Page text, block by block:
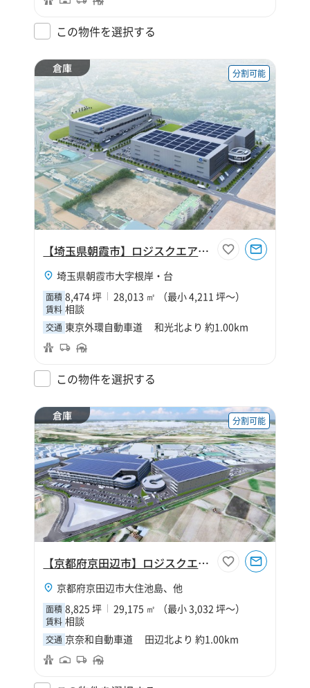
この物件を選択する
倉庫 分割可能
【埼玉県朝霞市】ロジスクエア朝霞B
埼玉県朝霞市大字根岸・台
面積 8,474 坪 28,013 ㎡ （最小 4,211 坪～）
賃料 相談
交通 東京外環自動車道 和光北より 約1.00km
この物件を選択する
倉庫 分割可能
【京都府京田辺市】ロジスクエア京田辺B
京都府京田辺市大住池島、他
面積 8,825 坪 29,175 ㎡ （最小 3,032 坪～）
賃料 相談
交通 京奈和自動車道 田辺北より 約1.00km